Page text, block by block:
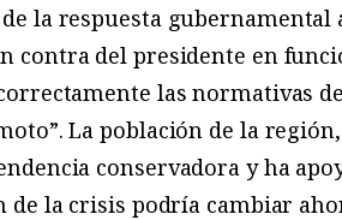
la respuesta
contra del presidente en
las normativas
La población de la
conservadora y ha
de la crisis podría cambiar